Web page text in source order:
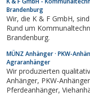
Brandenburg
Wir, die K & F GmbH, sind Ihr Spezialist und Partner für alles
Rund um
Brandenburg.
MÜNZ Anhänger · PKW-
Agraranhänger
Wir produzierten
Anhänger, PKW-Anhänger, Agraranhänger, Einachser,